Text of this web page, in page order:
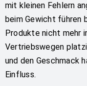
mit kleinen Fehlern
beim Gewicht führen
Produkte nicht mehr
Vertriebswegen
und den Geschmack
Einfluss.